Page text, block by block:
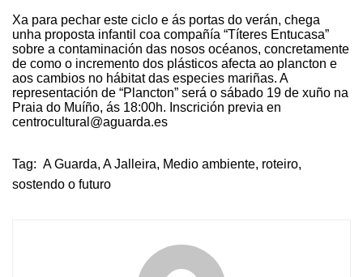
Xa para pechar este ciclo e ás portas do verán, chega
unha proposta infantil coa compañía “Títeres Entucasa”
sobre a contaminación das nosos océanos, concretamente
de como o incremento dos plásticos afecta ao plancton e
aos cambios no hábitat das especies mariñas. A
representación de “Plancton” será o sábado 19 de xuño na
Praia do Muíño, ás 18:00h. Inscrición previa en
centrocultural@aguarda.es
Tag: A Guarda, A Jalleira, Medio ambiente, roteiro,
sostendo o futuro